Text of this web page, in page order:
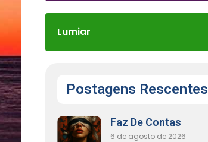
Lumiar
Postagens Rescentes
Faz De Contas
6 de agosto de 2026